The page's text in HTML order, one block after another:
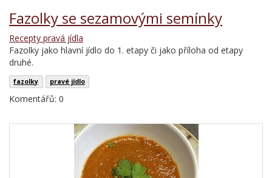
Fazolky se sezamovými semínky
Recepty pravá jídla
Fazolky jako hlavní jídlo do 1. etapy či jako příloha od etapy
druhé.
fazolky pravé jídlo
Komentářů: 0